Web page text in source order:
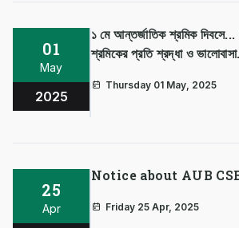
01
May
2025
১ মে আন্তর্জাতিক শ্রমিক দিবসে...
শ্রমিকের প্রতি শ্রদ্ধা ও
Thursday 01 May, 2025
25
Apr
Notice about AUB
Friday 25 Apr, 2025